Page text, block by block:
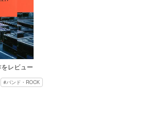
レビュー
バンド・ROCK